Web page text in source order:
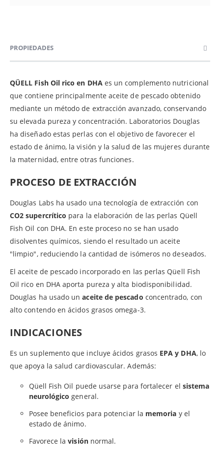
PROPIEDADES
QÜELL Fish Oil rico en DHA es un complemento nutricional
que contiene principalmente aceite de pescado obtenido
mediante un método de extracción avanzado, conservando
su elevada pureza y concentración. Laboratorios Douglas
ha diseñado estas perlas con el objetivo de favorecer el
estado de ánimo, la visión y la salud de las mujeres durante
la maternidad, entre otras funciones.
PROCESO DE EXTRACCIÓN
Douglas Labs ha usado una tecnología de extracción con
CO2 supercrítico para la elaboración de las perlas Qüell
Fish Oil con DHA. En este proceso no se han usado
disolventes químicos, siendo el resultado un aceite
"limpio", reduciendo la cantidad de isómeros no deseados.
El aceite de pescado incorporado en las perlas Qüell Fish
Oil rico en DHA aporta pureza y alta biodisponibilidad.
Douglas ha usado unaceite de pescado concentrado, con
alto contendo en ácidos grasos omega-3.
INDICACIONES
Es un suplemento que incluye ácidos grasos EPA y DHA, lo
que apoya la salud cardiovascular. Además:
Qüell Fish Oil puede usarse para fortalecer el sistema
neurológico general.
Posee beneficios para potenciar la memoria y el
estado de ánimo.
Favorece lavisiónnormal.